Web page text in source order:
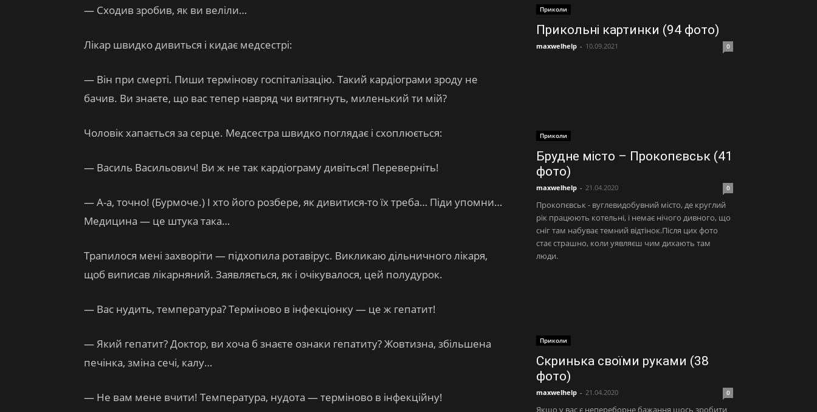
— Сходив зробив, як ви веліли…
Лікар швидко дивиться і кидає медсестрі:
— Він при смерті. Пиши термінову госпіталізацію. Такий кардіограми зроду не
бачив. Ви знаєте, що вас тепер навряд чи витягнуть, миленький ти мій?
Чоловік хапається за серце. Медсестра швидко поглядає і схоплюється:
— Василь Васильович! Ви ж не так кардіограму дивіться! Переверніть!
— А-а, точно! (Бурмоче.) І хто його розбере, як дивитися-то їх треба… Піди упомни…
Медицина — це штука така…
Трапилося мені захворіти — підхопила ротавірус. Викликаю дільничного лікаря,
щоб виписав лікарняний. Заявляється, як і очікувалося, цей полудурок.
— Вас нудить, температура? Терміново в інфекціонку — це ж гепатит!
— Який гепатит? Доктор, ви хоча б знаєте ознаки гепатиту? Жовтизна, збільшена
печінка, зміна сечі, калу…
— Не вам мене вчити! Температура, нудота — терміново в інфекційну!
Приколи
Прикольні картинки (94 фото)
maxwelhelp - 10.09.2021 0
Приколи
Брудне місто – Прокопєвськ (41
фото)
maxwelhelp - 21.04.2020 0
Прокопєвськ - вуглевидобувний місто, де круглий
рік працюють котельні, і немає нічого дивного, що
сніг там набуває темний відтінок.Після цих фото
стає страшно, коли уявляєш чим дихають там
люди.
Приколи
Скринька своїми руками (38
фото)
maxwelhelp - 21.04.2020 0
Якщо у вас є непереборне бажання щось зробити